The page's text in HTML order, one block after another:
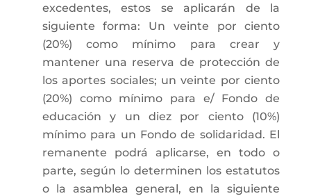
excedentes, estos se aplicarán de la
siguiente forma: Un veinte por ciento
(20%) como mínimo para crear y
mantener una reserva de protección de
los aportes sociales; un veinte por ciento
(20%) como mínimo para e/ Fondo de
educación y un diez por ciento (10%)
mínimo para un Fondo de solidaridad. El
remanente podrá aplicarse, en todo o
parte, según lo determinen los estatutos
o la asamblea general, en la siguiente